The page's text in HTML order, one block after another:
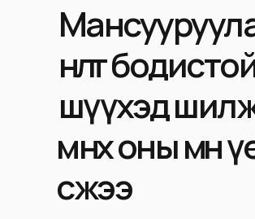
нөлөөт
шүүхэд
өмнөх оны мөн
өсжээ